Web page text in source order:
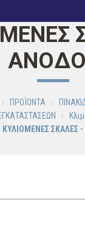
ΠΡΟΪΟΝΤΑ
ΚΥΛΙΟΜΕΝΕΣ ΣΚΑΛΕΣ